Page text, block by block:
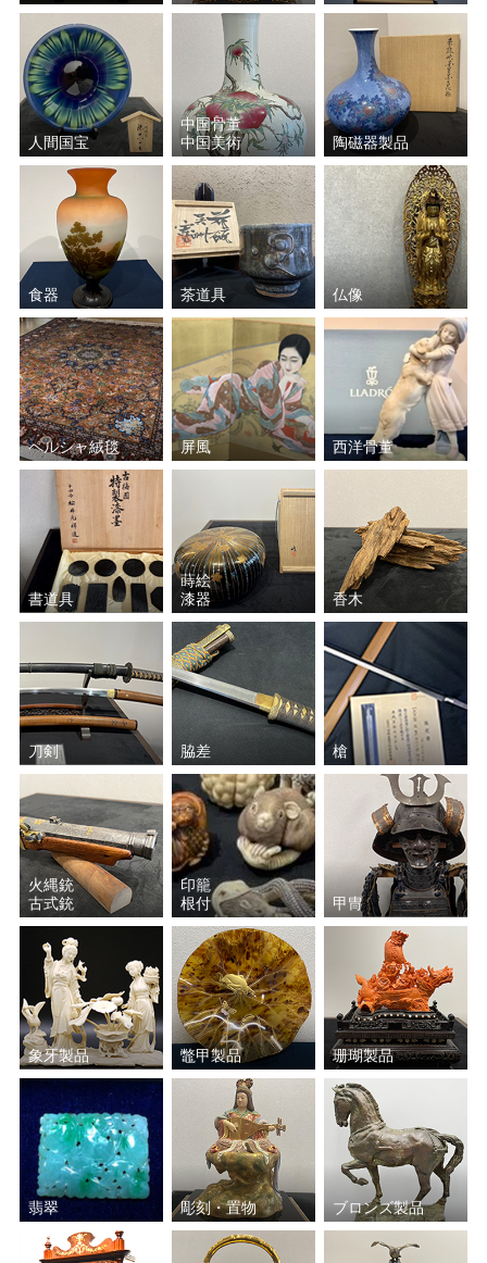
人間国宝
中国骨董
中国美術
陶磁器製品
食器 茶道具 仏像
ペルシャ絨毯 屏風 西洋骨董
書道具
蒔絵
漆器
香木
刀剣 脇差 槍
火縄銃
古式銃
印籠
根付
甲冑
象牙製品 鼈甲製品 珊瑚製品
翡翠 彫刻・置物 ブロンズ製品